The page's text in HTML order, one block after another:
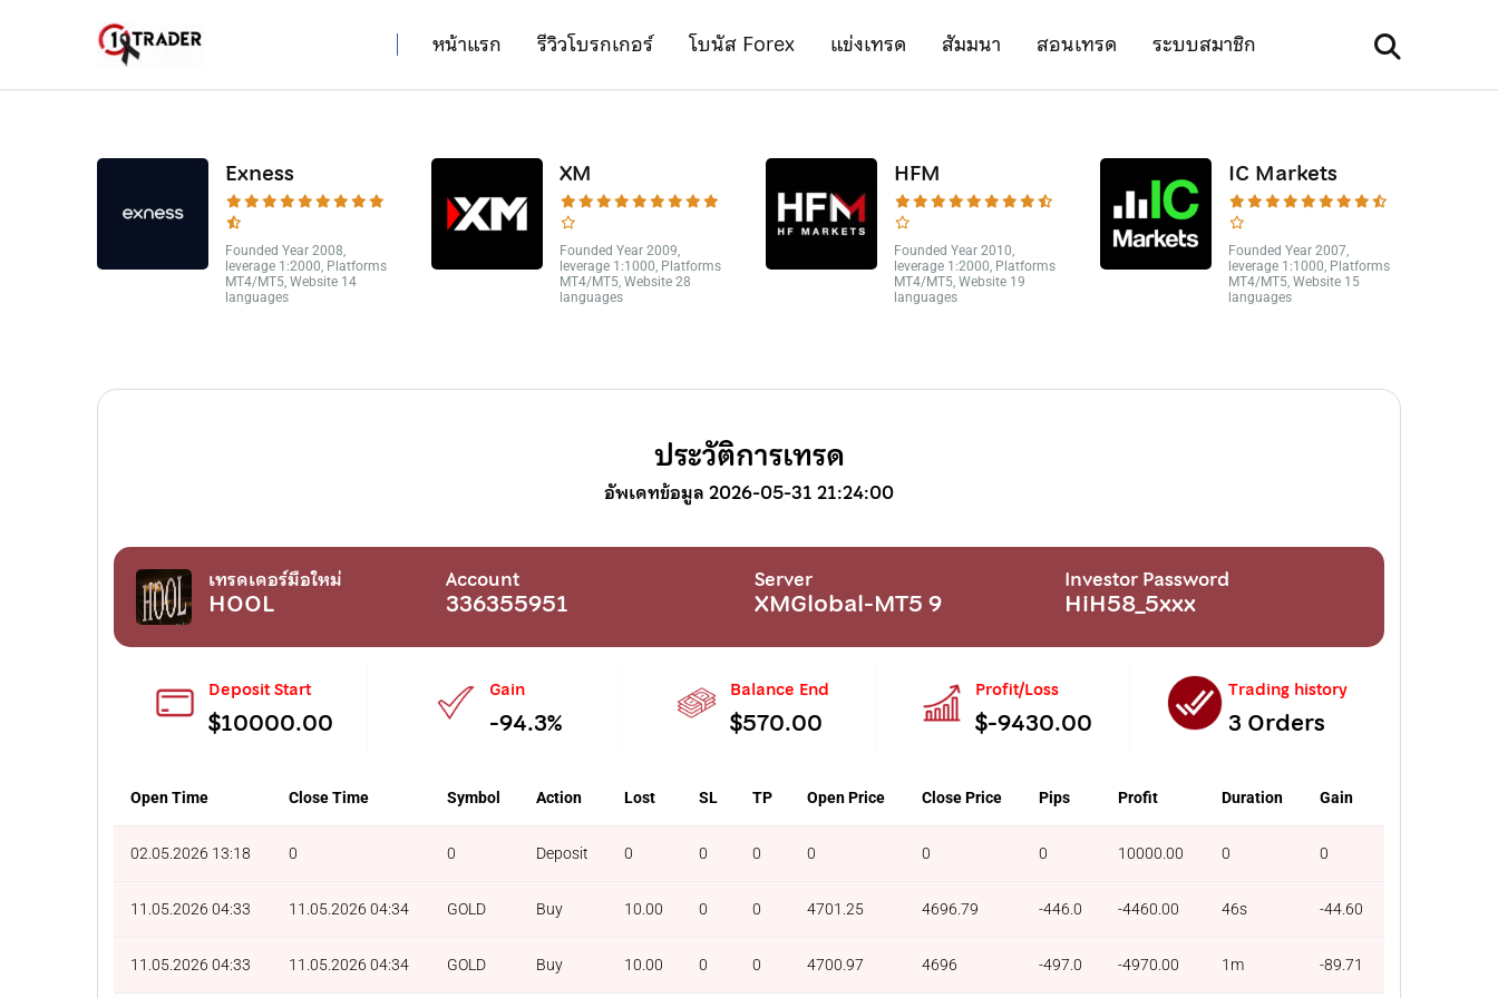
หน้าแรก รีวิวโบรกเกอร์ โบนัส Forex แข่งเทรด สัมมนา สอนเทรด ระบบสมาชิก
Exness
Founded Year 2008,
leverage 1:2000, Platforms
MT4/MT5, Website 14
languages
XM
Founded Year 2009,
leverage 1:1000, Platforms
MT4/MT5, Website 28
languages
HFM
Founded Year 2010,
leverage 1:2000, Platforms
MT4/MT5, Website 19
languages
IC Markets
Founded Year 2007,
leverage 1:1000, Platforms
MT4/MT5, Website 15
languages
ประวัติการเทรด
อัพเดทข้อมูล 2026-05-31 21:24:00
เทรดเดอร์มือใหม่
HOOL
Account
336355951
Server
XMGlobal-MT5 9
Investor Password
HiH58_5xxx
Deposit Start
$10000.00
Gain
-94.3%
Balance End
$570.00
Profit/Loss
$-9430.00
Trading history
3 Orders
Open Time Close Time Symbol Action Lost SL TP Open Price Close Price Pips Profit Duration Gain
02.05.2026 13:18 0 0 Deposit 0 0 0 0 0 0 10000.00 0 0
11.05.2026 04:33 11.05.2026 04:34 GOLD Buy 10.00 0 0 4701.25 4696.79 -446.0 -4460.00 46s -44.60
11.05.2026 04:33 11.05.2026 04:34 GOLD Buy 10.00 0 0 4700.97 4696 -497.0 -4970.00 1m -89.71